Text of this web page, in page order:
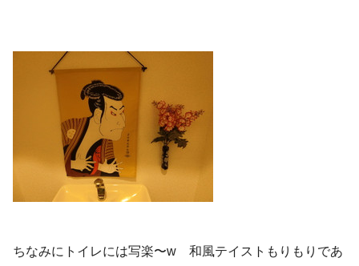
ちなみにトイレには写楽〜w 和風テイストもりもりであ